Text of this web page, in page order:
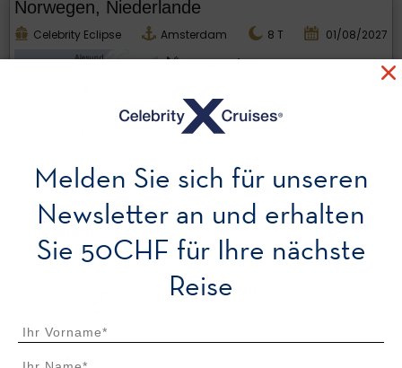
Norwegen, Niederlande
Celebrity Eclipse Amsterdam 8 T
01/08/2027
Vollpension
1869CHF
Celebrity Apex Southampton T
07/05/2027
Vollpension
Melden Sie sich für unseren
Newsletter an und erhalten
Sie 50CHF für Ihre nächste
Reise